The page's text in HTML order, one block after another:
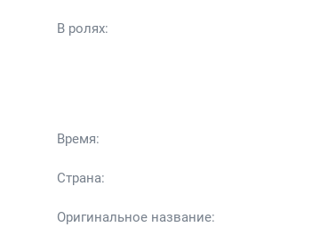
В ролях:
Время:
Страна:
Оригинальное название: